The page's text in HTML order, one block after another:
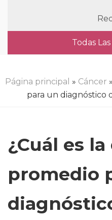
Todas
Página principal » Cáncer
para un diagnóstico
¿Cuál es la
promedio